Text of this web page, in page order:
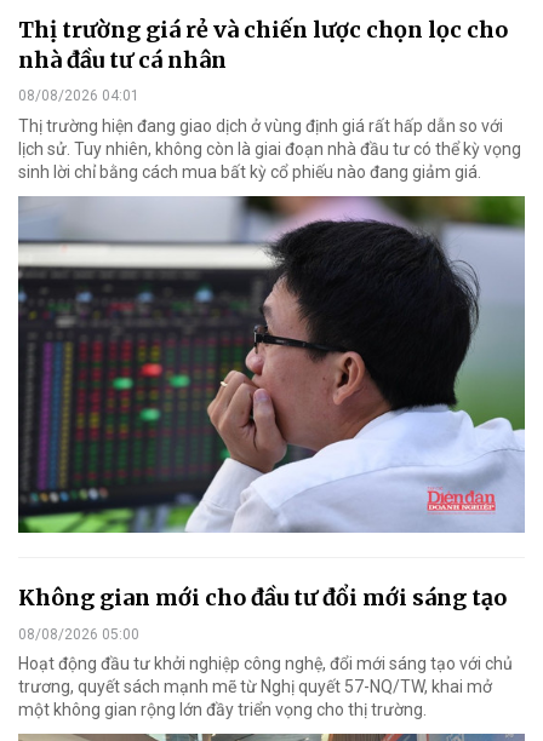
Thị trường giá rẻ và chiến lược chọn lọc cho
nhà đầu tư cá nhân
08/08/2026 04:01
Thị trường hiện đang giao dịch ở vùng định giá rất hấp dẫn so với
lịch sử. Tuy nhiên, không còn là giai đoạn nhà đầu tư có thể kỳ vọng
sinh lời chỉ bằng cách mua bất kỳ cổ phiếu nào đang giảm giá.
Không gian mới cho đầu tư đổi mới sáng tạo
08/08/2026 05:00
Hoạt động đầu tư khởi nghiệp công nghệ, đổi mới sáng tạo với chủ
trương, quyết sách mạnh mẽ từ Nghị quyết 57-NQ/TW, khai mở
một không gian rộng lớn đầy triển vọng cho thị trường.